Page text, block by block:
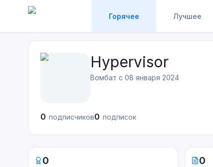
Горячее Лучшее
Hypervisor
Вомбат с 08 января 2024
0 подписчиков0 подписок
0 0